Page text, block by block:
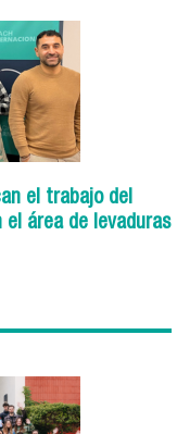
el trabajo del
área de levaduras